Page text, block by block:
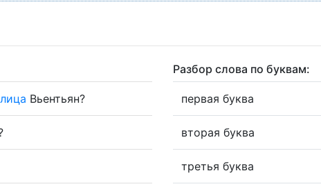
Вьентьян?
Разбор слова по буквам:
первая буква
вторая буква
третья буква